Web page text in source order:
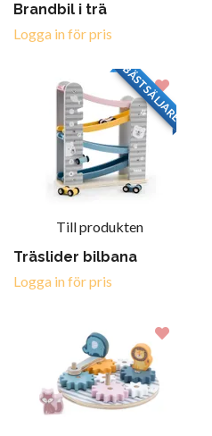
Brandbil i trä
Logga in för pris
BÄSTSÄLJARE
Till produkten
Träslider bilbana
Logga in för pris